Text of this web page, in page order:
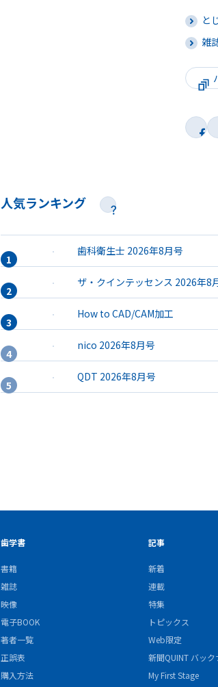
と
雑
人気ランキング
歯科衛生士 2026年8月号
ザ・クインテッセンス 2026年8
How to CAD/CAM加工
nico 2026年8月号
QDT 2026年8月号
歯学書
書籍
雑誌
映像
電子BOOK
著者一覧
正誤表
購入方法
記事
新着
連載
特集
トピックス
Web限定
新聞QUINT バック
My First Stage